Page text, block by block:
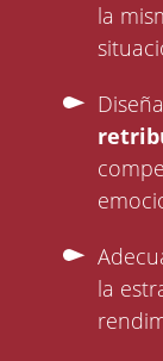
la
la